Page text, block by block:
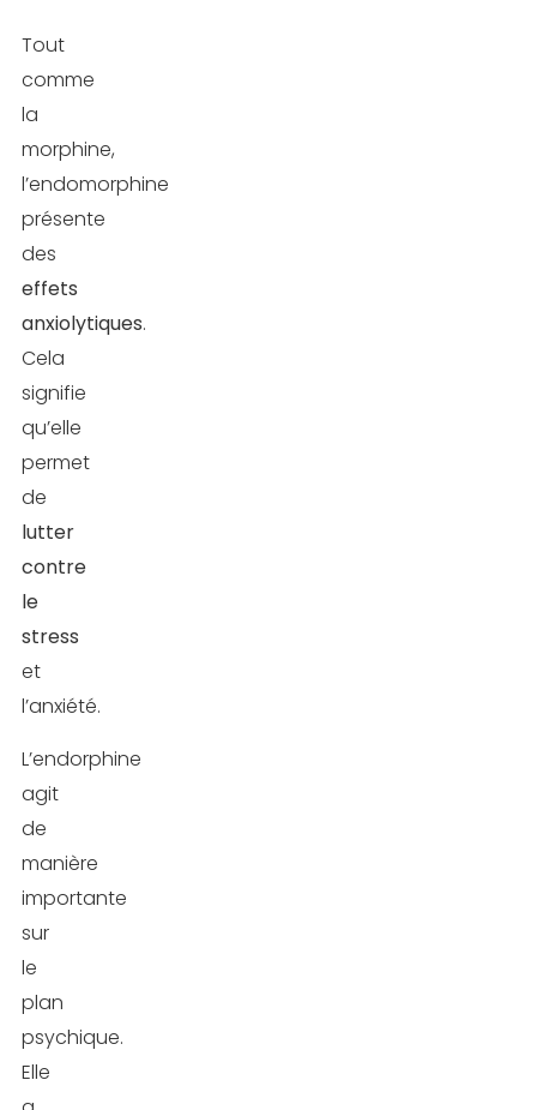
Tout
comme
la
morphine,
l’endomorphine
présente
des
effets
anxiolytiques.
Cela
signifie
qu’elle
permet
de
lutter
contre
le
stress
et
l’anxiété.
L’endorphine
agit
de
manière
importante
sur
le
plan
psychique.
Elle